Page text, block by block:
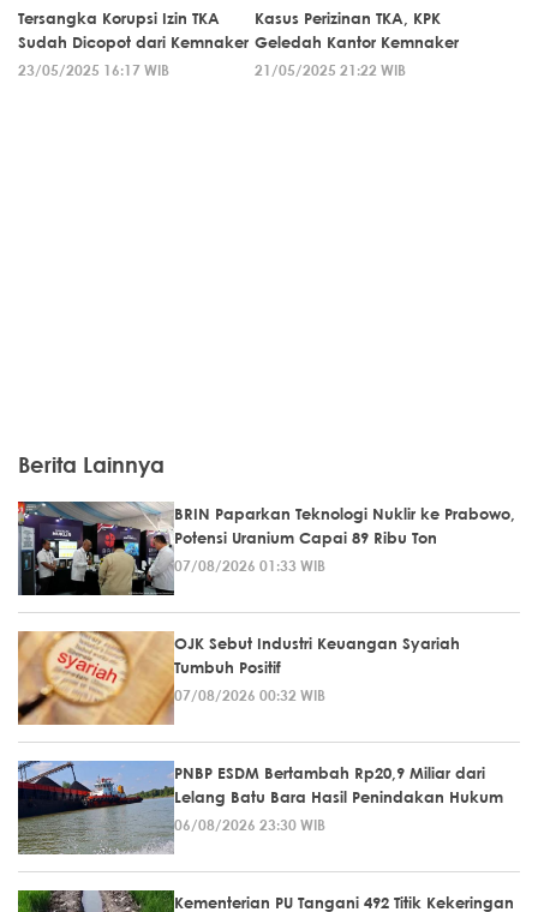
Tersangka Korupsi Izin TKA
Sudah Dicopot dari Kemnaker
23/05/2025 16:17 WIB
Kasus Perizinan TKA, KPK
Geledah Kantor Kemnaker
21/05/2025 21:22 WIB
Berita Lainnya
BRIN Paparkan Teknologi Nuklir ke Prabowo,
Potensi Uranium Capai 89 Ribu Ton
07/08/2026 01:33 WIB
OJK Sebut Industri Keuangan Syariah
Tumbuh Positif
07/08/2026 00:32 WIB
PNBP ESDM Bertambah Rp20,9 Miliar dari
Lelang Batu Bara Hasil Penindakan Hukum
06/08/2026 23:30 WIB
Kementerian PU Tangani 492 Titik Kekeringan